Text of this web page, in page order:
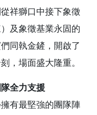
祥獅口中接下象徵
及象徵基業永固的
同執金鏟，開啟了
，場面盛大隆重。
全力支援
有最堅強的團隊陣